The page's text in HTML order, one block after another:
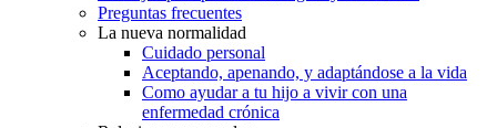
Preguntas frecuentes
La nueva normalidad
Cuidado personal
Aceptando, apenando, y adaptándose a la vida
Como ayudar a tu hijo a vivir con una
enfermedad crónica